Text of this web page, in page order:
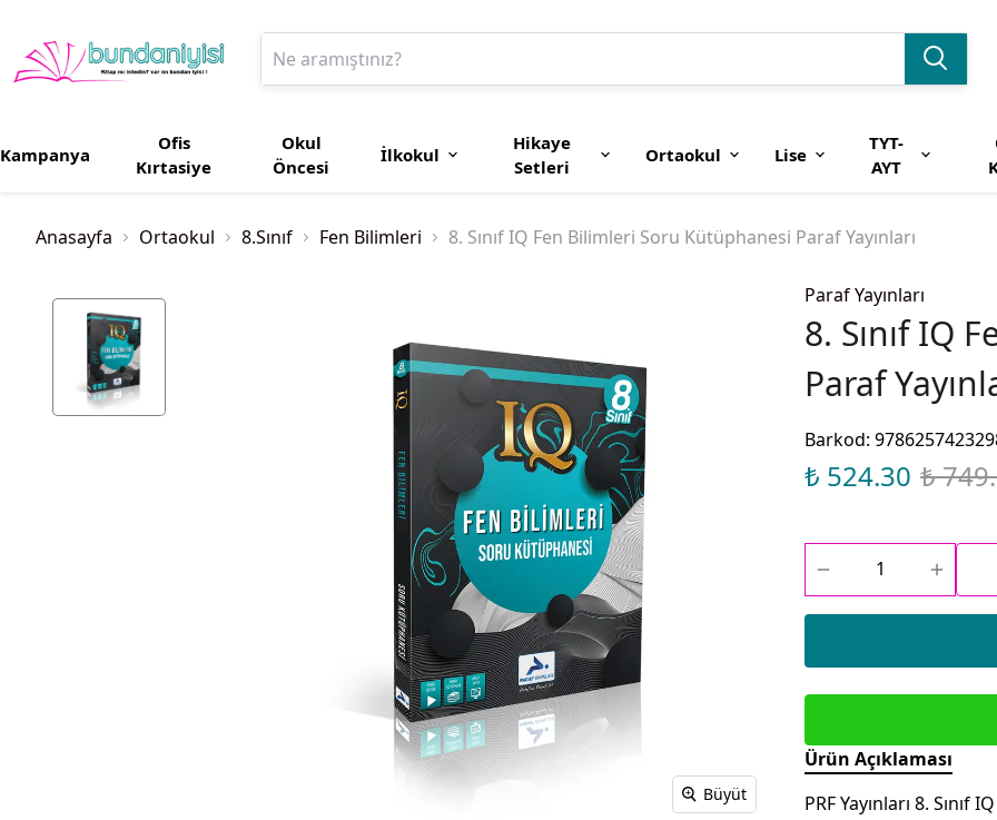
Kampanya
Ofis
Kırtasiye
Okul
Öncesi
İlkokul
Hikaye
Setleri
Ortaokul Lise
TYT-
AYT
Anasayfa Ortaokul 8.Sınıf Fen Bilimleri 8. Sınıf IQ Fen Bilimleri Soru Kütüphanesi Paraf Yayınları
Büyüt
Paraf Yayınları
8. Sınıf IQ
Paraf
Barkod:
₺ 524.30 ₺
Ürün Açıklaması
PRF Yayınları 8.